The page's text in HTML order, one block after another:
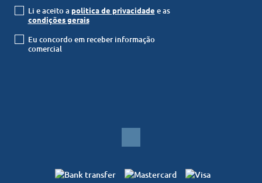
Li e aceito a politica de privacidade e as
condições gerais
Eu concordo em receber informação
comercial